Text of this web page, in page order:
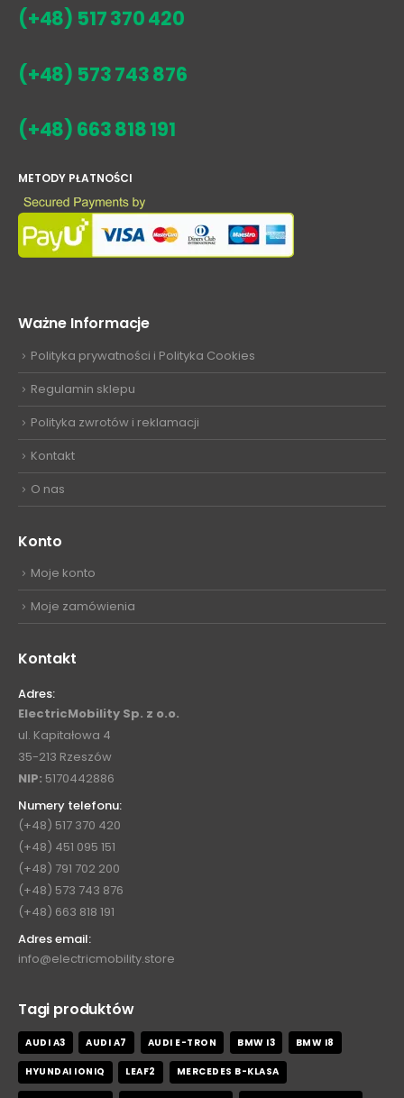
(+48) 517 370 420
(+48) 573 743 876
(+48) 663 818 191
METODY PŁATNOŚCI
Ważne Informacje
Polityka prywatności i Polityka Cookies
Regulamin sklepu
Polityka zwrotów i reklamacji
Kontakt
O nas
Konto
Moje konto
Moje zamówienia
Kontakt
Adres:
ElectricMobility Sp. z o.o.
ul. Kapitałowa 4
35-213 Rzeszów
NIP: 5170442886
Numery telefonu:
(+48) 517 370 420
(+48) 451 095 151
(+48) 791 702 200
(+48) 573 743 876
(+48) 663 818 191
Adres email:
info@electricmobility.store
Tagi produktów
AUDI A3 AUDI A7 AUDI E-TRON BMW I3 BMW I8
HYUNDAI IONIQ LEAF2 MERCEDES B-KLASA